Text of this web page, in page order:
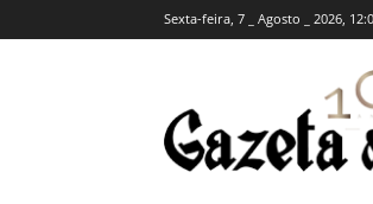
Sexta-feira, 7 _ Agosto _ 2026,